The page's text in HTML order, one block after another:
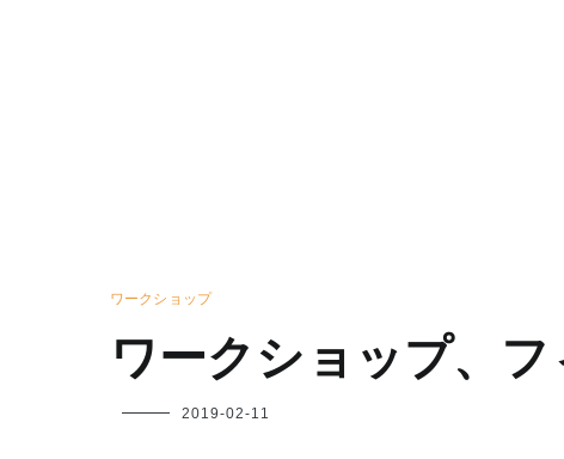
ワークショップ
ワークショップ、
フ
2019-02-11